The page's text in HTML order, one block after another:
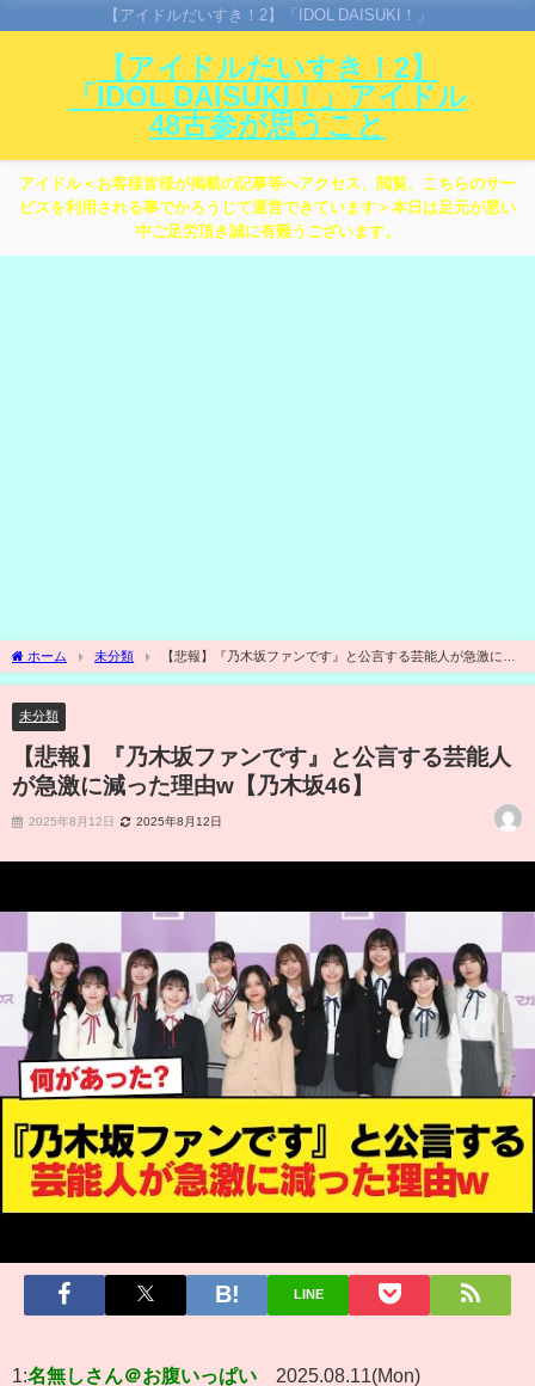
【アイドルだいすき！2】「IDOL DAISUKI！」
【アイドルだいすき！2】
「IDOL DAISUKI！」アイドル
48古参が思うこと
アイドル＜お客様皆様が掲載の記事等へアクセス、閲覧、こちらのサー
ビスを利用される事でかろうじて運営できています＞本日は足元が悪い
中ご足労頂き誠に有難うございます。
ホーム 未分類
【悲報】『乃木坂ファンです』と公言する芸能人が急激に減
った理由w【乃木坂46】
未分類
【悲報】『乃木坂ファンです』と公言する芸能人
が急激に減った理由w【乃木坂46】
2025年8月12日 2025年8月12日
LINE
1:名無しさん＠お腹いっぱい
2025.08.11(Mon)